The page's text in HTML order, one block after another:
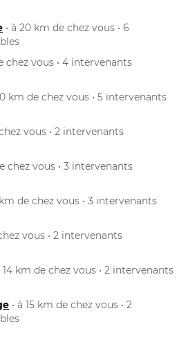
• à 20 km de chez vous • 6
chez vous • 4 intervenants
km de chez vous • 5 intervenants
vous • 2 intervenants
chez vous • 3 intervenants
km de chez vous • 3 intervenants
vous • 2 intervenants
14 km de chez vous • 2 intervenants
• à 15 km de chez vous • 2